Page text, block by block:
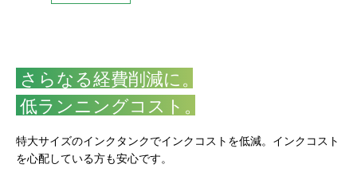
さらなる経費削減に。
低ランニングコスト 。
特大サイズのインクタンクでインクコストを低減。 インクコスト
を心配している方も安心です。